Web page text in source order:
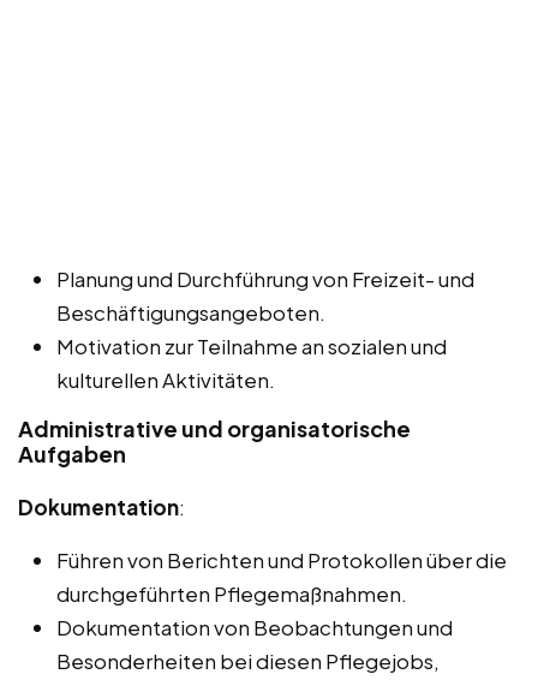
Planung und Durchführung von Freizeit- und
Beschäftigungsangeboten.
Motivation zur Teilnahme an sozialen und
kulturellen Aktivitäten.
Administrative und organisatorische
Aufgaben
Dokumentation:
Führen von Berichten und Protokollen über die
durchgeführten Pflegemaßnahmen.
Dokumentation von Beobachtungen und
Besonderheiten bei diesen Pflegejobs,